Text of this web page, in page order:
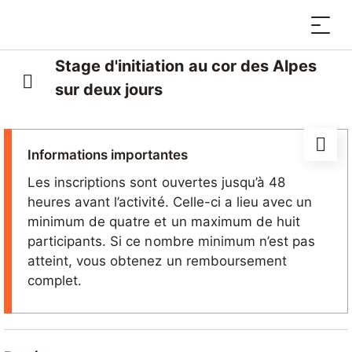
Stage d'initiation au cor des Alpes
sur deux jours
Informations importantes
Les inscriptions sont ouvertes jusqu’à 48
heures avant l’activité. Celle-ci a lieu avec un
minimum de quatre et un maximum de huit
participants. Si ce nombre minimum n’est pas
atteint, vous obtenez un remboursement
complet.